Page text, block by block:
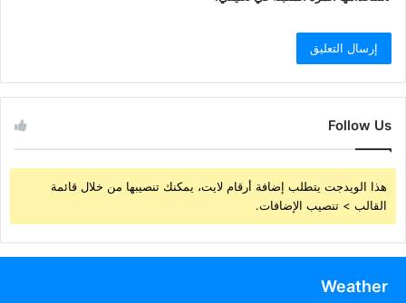
Follow Us
هذا الويدجت يتطلب إضافة أرقام لايت، يمكنك تنصيبها من خلال قائمة
القالب > تنصيب الإضافات.
Weather